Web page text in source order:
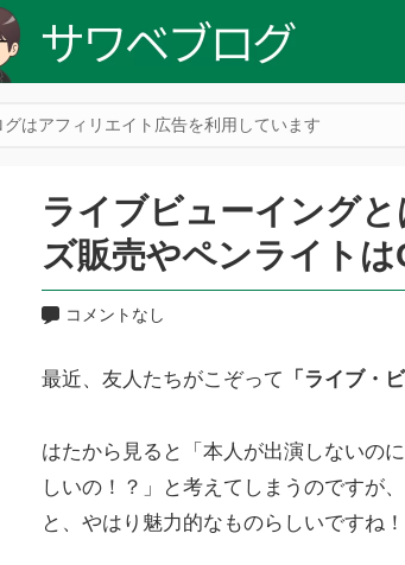
グはアフィリエイト広告を利用しています
ライブビューイング
ズ販売やペンライトは
コメントなし
最近、友人たちがこぞって 「ライブ・
はたから見ると「本人が出演しないの
しいの！？」と考えてしまうのですが
と、やはり魅力的なものらしいですね！